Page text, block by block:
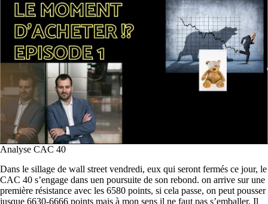
Analyse CAC 40
Dans le sillage de wall street vendredi, eux qui seront fermés ce jour, le
CAC 40 s’engage dans uen poursuite de son rebond. on arrive sur une
première résistance avec les 6580 points, si cela passe, on peut pousser
jusque 6630-6666 points mais à mon sens il ne faut pas s’emballer. Il